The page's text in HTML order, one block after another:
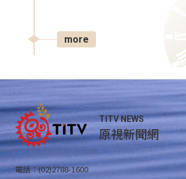
more
TITV NEWS
原視新聞網
電話：(02)2788-1600